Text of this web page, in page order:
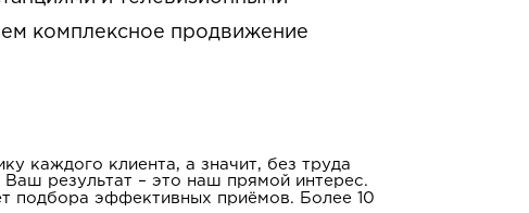
комплексное продвижение
каждого клиента, а значит, без труда
результат – это наш прямой интерес.
подбора эффективных приёмов. Более 10